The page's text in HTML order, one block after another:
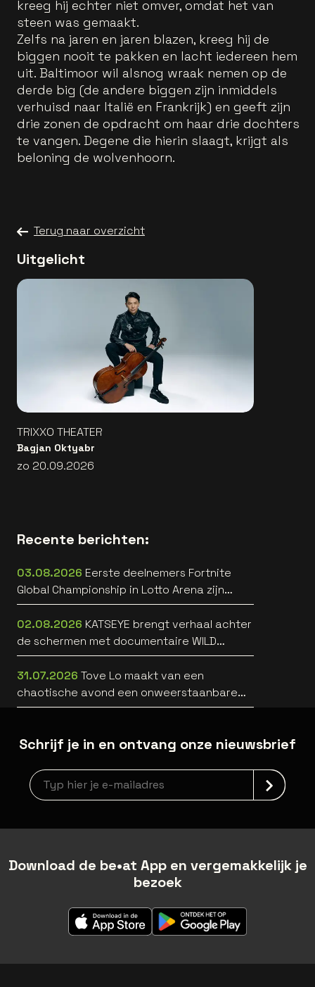
kreeg hij echter niet omver, omdat het van
steen was gemaakt.
Zelfs na jaren en jaren blazen, kreeg hij de
biggen nooit te pakken en lacht iedereen hem
uit. Baltimoor wil alsnog wraak nemen op de
derde big (de andere biggen zijn inmiddels
verhuisd naar Italië en Frankrijk) en geeft zijn
drie zonen de opdracht om haar drie dochters
te vangen. Degene die hierin slaagt, krijgt als
beloning de wolvenhoorn.
Terug naar overzicht
Uitgelicht
TRIXXO THEATER
Bagjan Oktyabr
zo 20.09.2026
Recente berichten:
03.08.2026 Eerste deelnemers Fortnite
Global Championship in Lotto Arena zijn
bekend
02.08.2026 KATSEYE brengt verhaal achter
de schermen met documentaire WILD
HEARTS [trailer]
31.07.2026 Tove Lo maakt van een
chaotische avond een onweerstaanbare
popsong
Schrijf je in en ontvang onze nieuwsbrief
Nieuwsbrief aanmelding
Download de be•at App en vergemakkelijk je
bezoek